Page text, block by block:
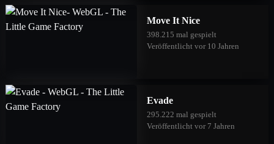
Move It Nice
398.215 mal gespielt
Veröffentlicht vor 10 Jahren
Evade
295.222 mal gespielt
Veröffentlicht vor 7 Jahren